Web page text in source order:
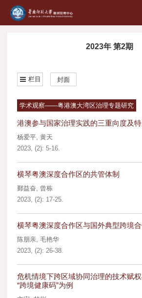
2023年 第2期
栏目 封面
学术观察——粤港澳大湾区治理专题研究
港澳参与国家治理实践的三重向度及
杨爱平, 黄天
2023, (2): 5-16.
横琴粤澳深度合作区的共管体制
鄞益奋, 曾栋
2023, (2): 17-25.
横琴粤澳深度合作区与国外典型跨境
陈朋亲, 毛艳华
2023, (2): 26-38.
危机情境下跨区域协同治理的技术赋
“跨境健康码”为例